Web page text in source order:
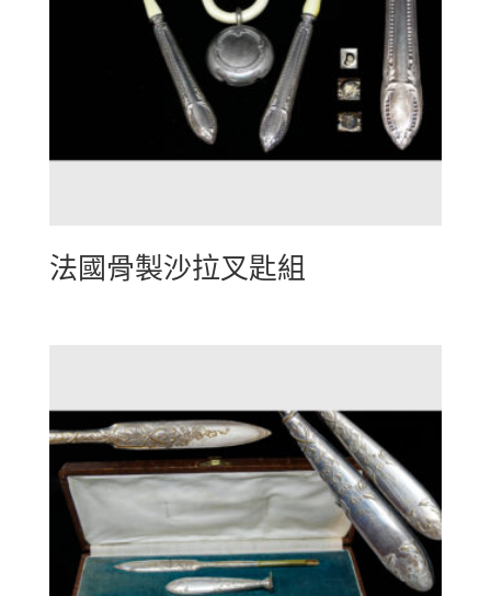
法國骨製沙拉叉匙組